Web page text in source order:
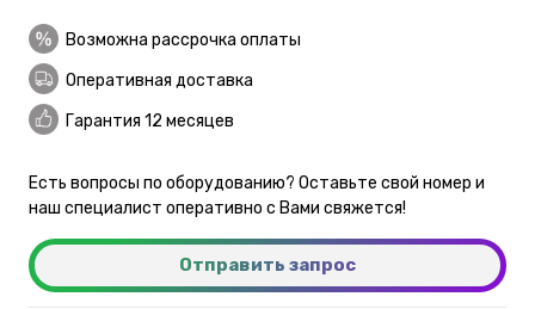
Возможна рассрочка оплаты
Оперативная доставка
Гарантия 12 месяцев
Есть вопросы по оборудованию? Оставьте свой номер и
наш специалист оперативно с Вами свяжется!
Отправить запрос